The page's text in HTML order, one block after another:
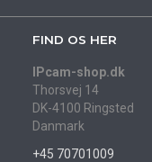
FIND OS HER
IPcam-shop.dk
Thorsvej 14
DK-4100 Ringsted
Danmark
+45 70701009